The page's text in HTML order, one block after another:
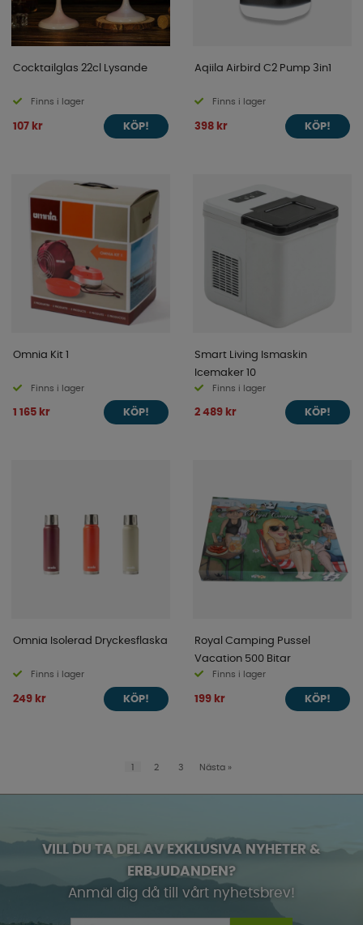
Cocktailglas 22cl Lysande
Finns i lager
107 kr KÖP!
Aqiila Airbird C2 Pump 3in1
Finns i lager
398 kr KÖP!
Omnia Kit 1
Finns i lager
1 165 kr KÖP!
Smart Living Ismaskin
Icemaker 10
Finns i lager
2 489 kr KÖP!
Omnia Isolerad Dryckesflaska
Finns i lager
249 kr KÖP!
Royal Camping Pussel
Vacation 500 Bitar
Finns i lager
199 kr KÖP!
1 2 3 Nästa »
VILL DU TA DEL AV EXKLUSIVA NYHETER &
ERBJUDANDEN?
Anmäl dig då till vårt nyhetsbrev!